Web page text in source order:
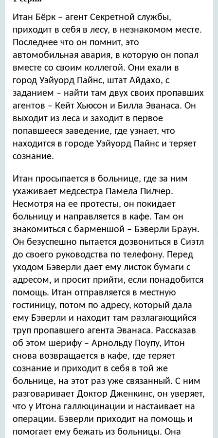
Итан Бёрк – агент Секретной службы,
приходит в себя в лесу, в незнакомом месте.
Последнее что он помнит, это
автомобильная авария, в которую он попал
вместе со своим коллегой. Они ехали в
город Уэйуорд Пайнс, штат Айдахо, с
заданием – найти там двух своих пропавших
агентов – Кейт Хьюсон и Билла Эванаса. Он
выходит из леса и заходит в первое
попавшееся заведение, где узнает, что
находится в городе Уэйуорд Пайнс и теряет
сознание.
Итан просыпается в больнице, где за ним
ухаживает медсестра Памела Пилчер.
Несмотря на ее протесты, он покидает
больницу и направляется в кафе. Там он
знакомиться с барменшой – Бэверли Браун.
Он безуспешно пытается дозвониться в Сиэтл
до своего руководства по телефону. Перед
уходом Бэверли дает ему листок бумаги с
адресом, и просит прийти, если понадобится
помощь. Итан отправляется в местную
гостиницу, потом по адресу, который дала
ему Бэверли и находит там разлагающийся
труп пропавшего агента Эванаса. Рассказав
об этом шерифу – Арнольду Поупу, Итон
снова возвращается в кафе, где теряет
сознание и приходит в себя в той же
больнице, на этот раз уже связанный. С ним
разговаривает Доктор Дженкинс, он уверяет,
что у Итона галлюцинации и настаивает на
операции. Бэверли приходит на помощь и
помогает ему бежать из больницы. Она